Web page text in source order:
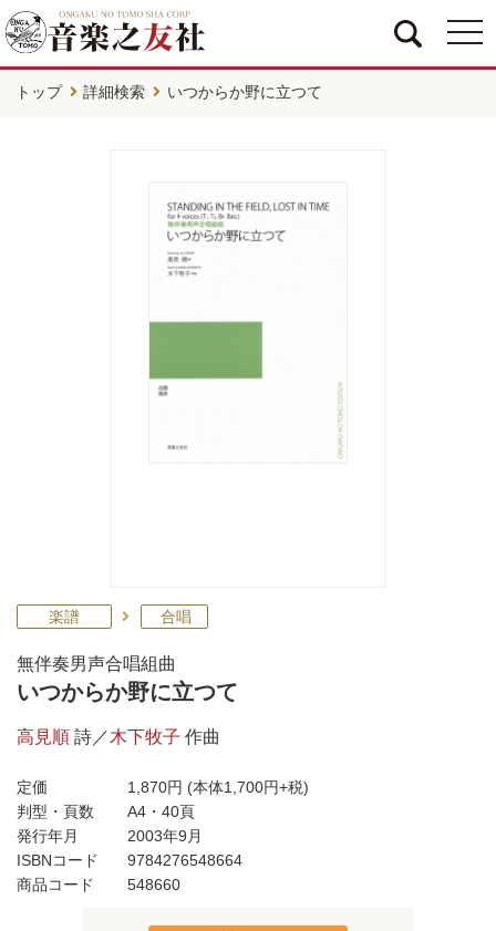
トップ 詳細検索 いつからか野に立つて
楽譜 合唱
無伴奏男声合唱組曲
いつからか野に立つて
高見順 詩／木下牧子 作曲
定価 1,870円 (本体1,700円+税)
判型・頁数
A4・40頁
発行年月
2003年9月
ISBNコード
9784276548664
商品コード
548660